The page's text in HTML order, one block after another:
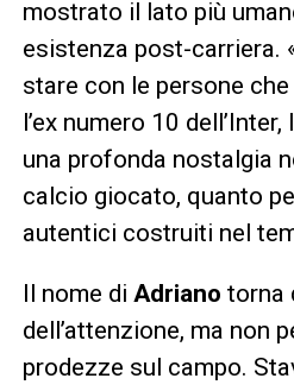
mostrato il lato più
esistenza post-carriera.
stare con le persone
l’ex numero 10
una profonda nostalgia
calcio giocato, quanto
autentici costruiti nel
Il nome di Adriano torna
dell’attenzione, ma non
prodezze sul campo.